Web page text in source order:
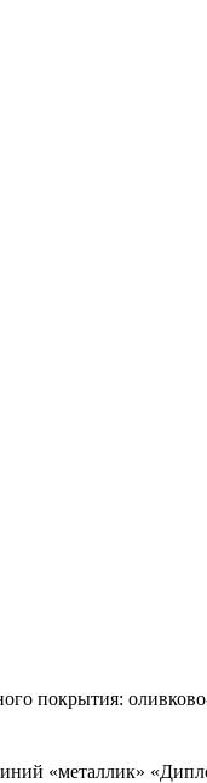
покрытия:
«металлик»